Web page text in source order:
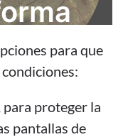
para que
proteger la
pantallas de